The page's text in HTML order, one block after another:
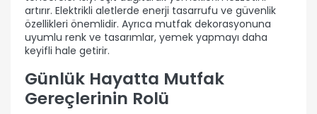
artırır. Elektrikli aletlerde enerji tasarrufu ve güvenlik
özellikleri önemlidir. Ayrıca mutfak dekorasyonuna
uyumlu renk ve tasarımlar, yemek yapmayı daha
keyifli hale getirir.
Günlük Hayatta Mutfak
Gereçlerinin Rolü